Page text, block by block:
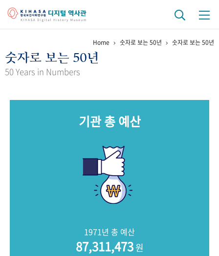
걸어온 길 기관 변천사 역대 기관장
키워드로 보는 연구 역사
문서 기록물 행정박물
Home 숫자로 보는 50년 숫자로 보는 50년
숫자로 보는 50년
50 Years in Numbers
기관 총 예산
1971년 총 예산
87,311,473원